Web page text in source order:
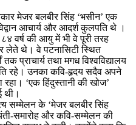
मेजर बलबीर सिंह ‘भसीन’ एक
आचार्य और आदर्श कुलपति थे ।
वर्ष की आयु में भी वे पूरी तरह
लेते थे। वे पटनासिटी स्थित
प्राचार्य तथा मगध विश्वविद्यालय
रहे। उनका कवि-हृदय सदैव अपने
‘एक हिंदुस्तानी की खोज’
थी।
सम्मेलन के ‘मेजर बलबीर सिंह
समारोह और कवि-सम्मेलन की